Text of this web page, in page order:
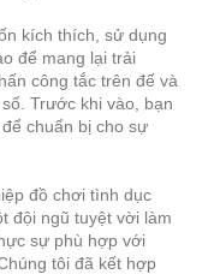
kích thích, sử dụng
để mang lại trải
công tắc trên đế và
Trước khi vào, bạn
chuẩn bị cho sự
đồ chơi tình dục
đội ngũ tuyệt vời làm
sự phù hợp với
tôi đã kết hợp